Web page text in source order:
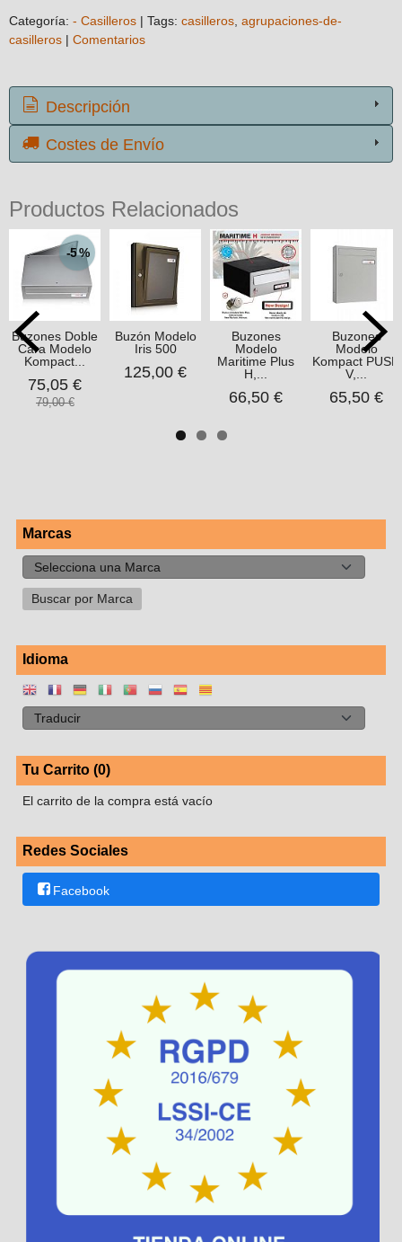
Marcas
Idioma
Tu Carrito (0)
El carrito de la compra está vacío
Redes Sociales
Facebook
Categoría: - Casilleros | Tags: casilleros agrupaciones-de-
casilleros | Comentarios
Descripción
Costes de Envío
Productos Relacionados
-5 %
Buzones Doble
Cara Modelo
Kompact...
75,05 €
79,00 €
Buzón Modelo
Iris 500
125,00 €
Buzones
Modelo
Maritime Plus
H,...
66,50 €
Buzones
Modelo
Kompact PUSH
V,...
65,50 €